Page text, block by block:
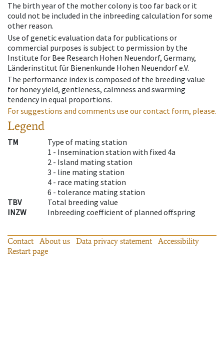
The birth year of the mother colony is too far back or it
could not be included in the inbreeding calculation for some
other reason.
Use of genetic evaluation data for publications or
commercial purposes is subject to permission by the
Institute for Bee Research Hohen Neuendorf, Germany,
Länderinstitut für Bienenkunde Hohen Neuendorf e.V.
The performance index is composed of the breeding value
for honey yield, gentleness, calmness and swarming
tendency in equal proportions.
For suggestions and comments use our contact form, please.
Legend
TM
Type of mating station
1 - Insemination station with fixed 4a
2 - Island mating station
3 - line mating station
4 - race mating station
6 - tolerance mating station
TBV
Total breeding value
INZW
Inbreeding coefficient of planned offspring
Contact About us Data privacy statement
Accessibility
Restart page